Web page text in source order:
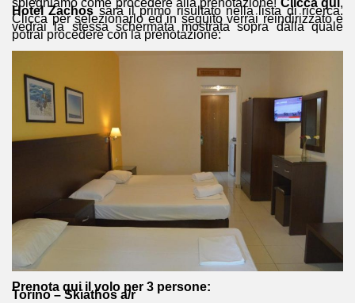
spieghiamo come procedere alla prenotazione!Clicca qui,
Hotel Zachossarà il primo risultato nella lista di ricerca.
Clicca per selezionarlo ed in seguito verrai reindirizzato e
vedrai la stessa schermata mostrata sopra dalla quale
potrai procedere con la prenotazione:
Prenota qui il volo per 3 persone:
Torino – Skiathos a/r